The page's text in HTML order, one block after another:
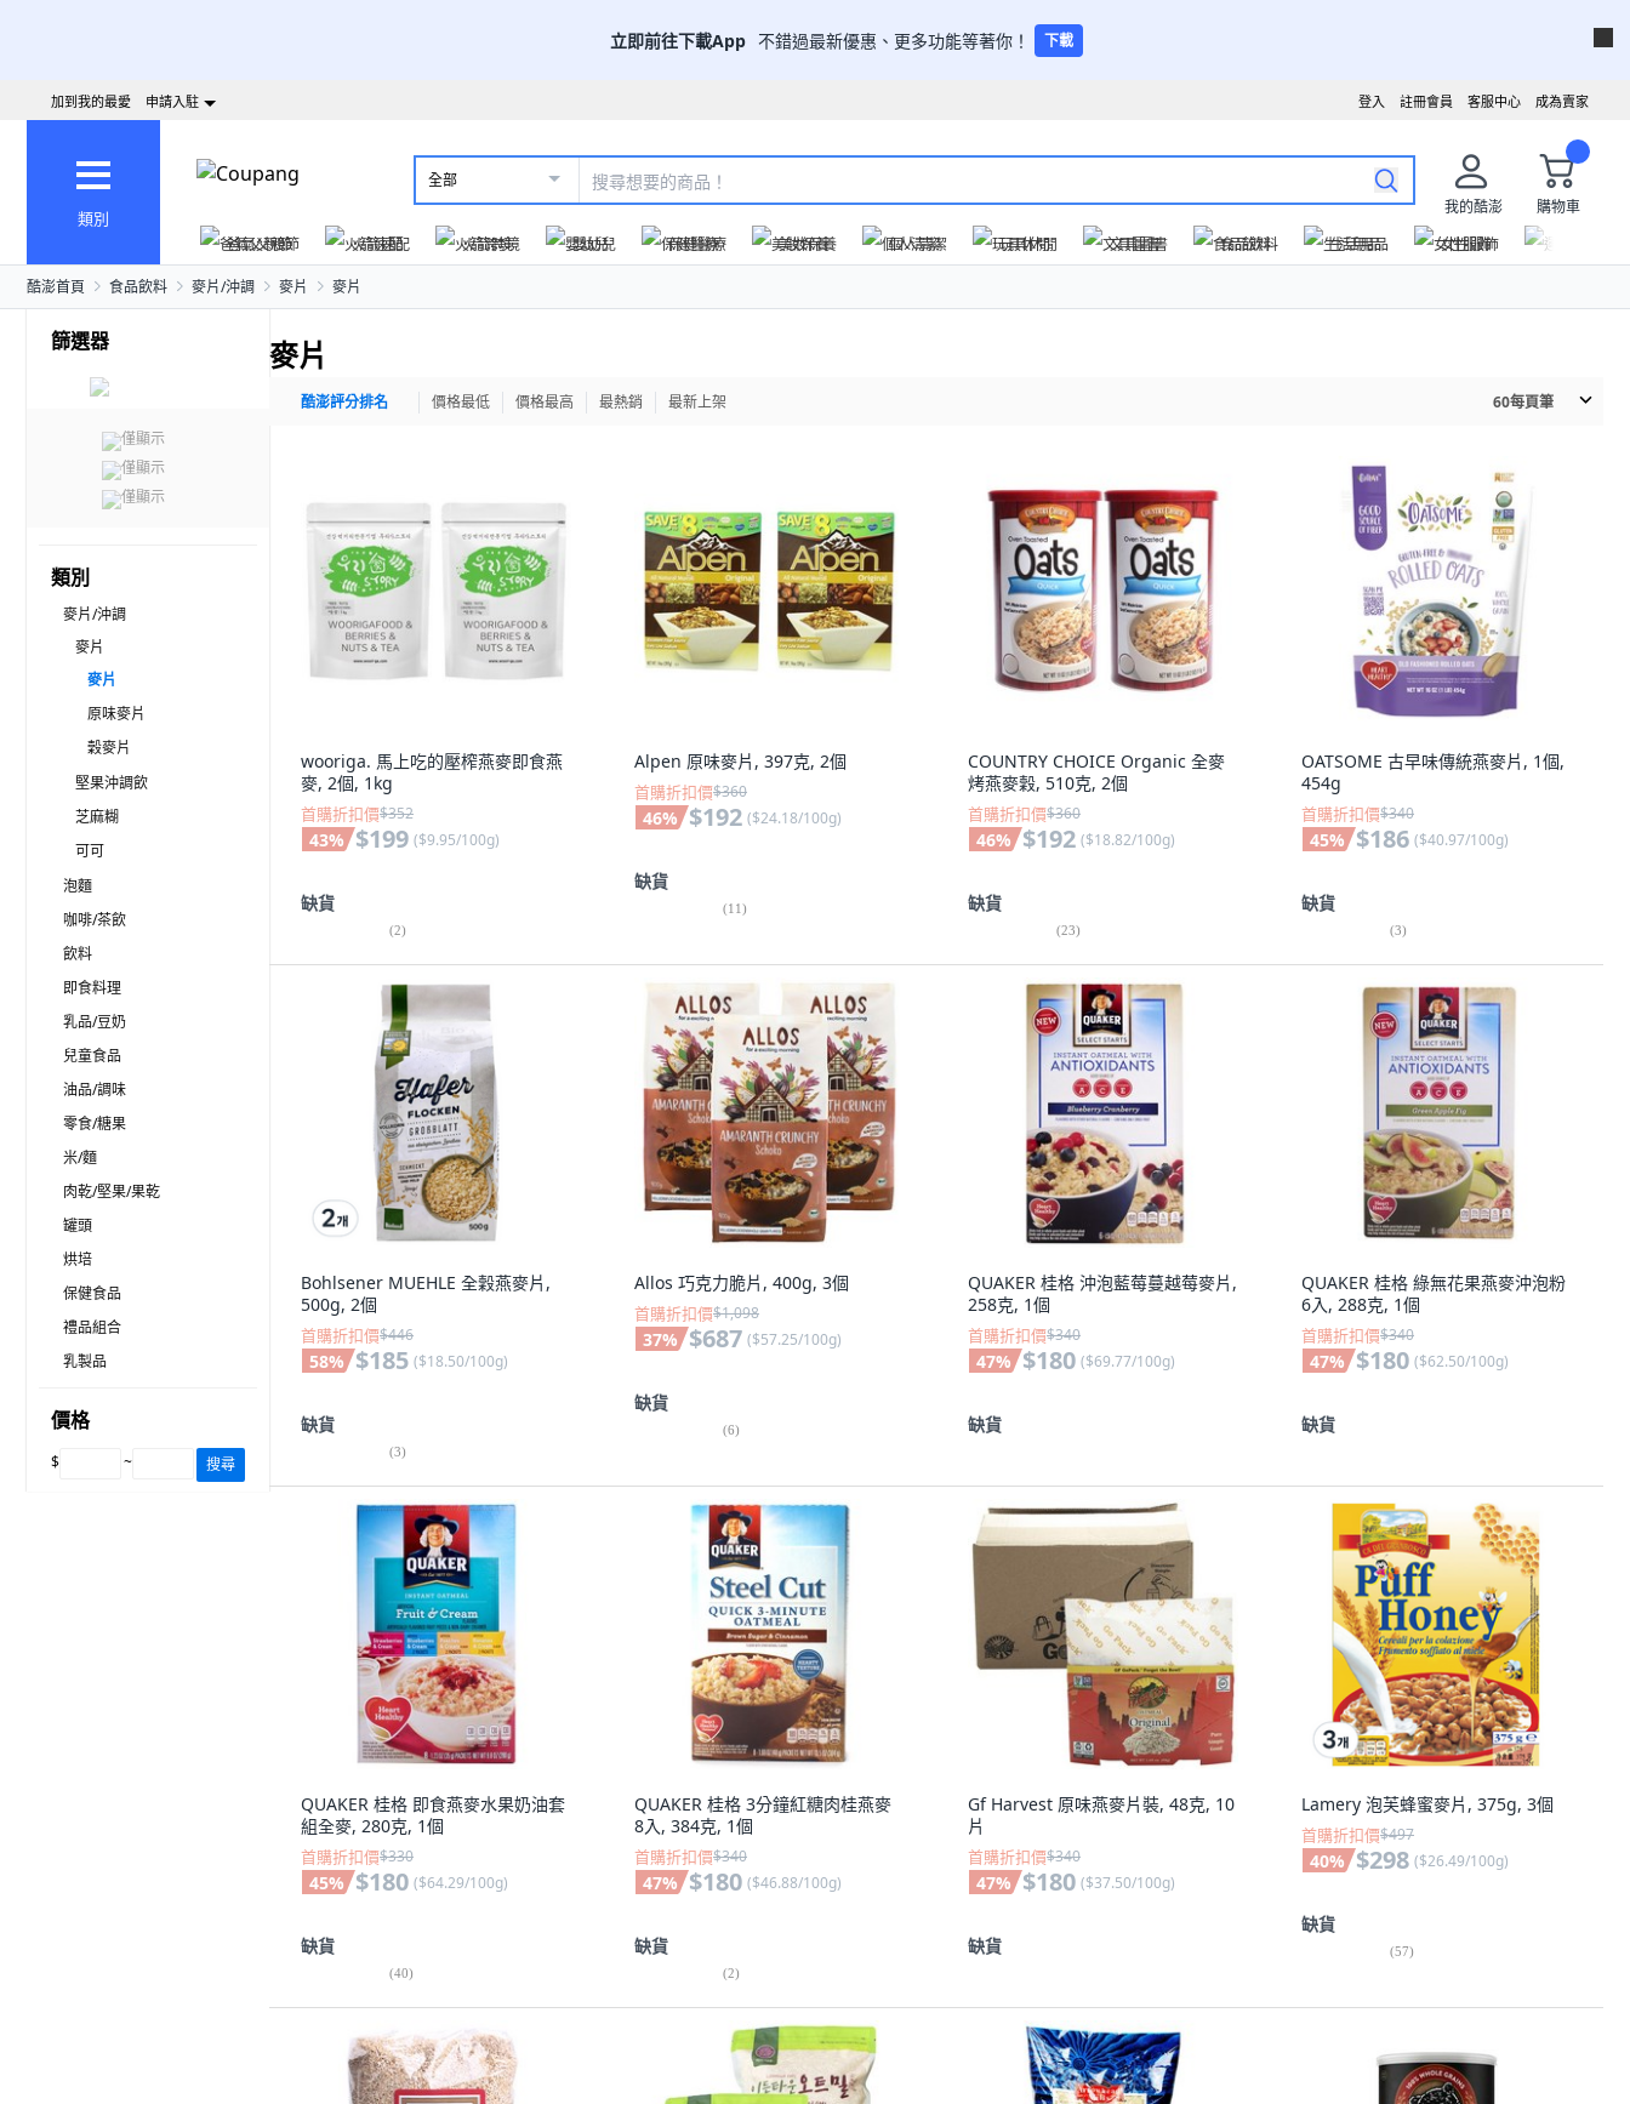
立即前往下載App 不錯過最新優惠、更多功能等著你！ 下載
成為賣家
客服中心
註冊會員
登入
加到我的最愛 申請入駐
類別
全部
我的酷澎
購物車
爸氣父親節
火箭速配 火箭跨境 嬰幼兒 保健醫療 美妝保養 個人清潔 玩具休閒 文具圖書 食品飲料 生活用品 女性服飾
酷澎首頁 食品飲料 麥片/沖調 麥片 麥片
篩選器
僅顯示
僅顯示
僅顯示
類別
麥片/沖調
麥片
麥片
原味麥片
穀麥片
堅果沖調飲
芝麻糊
可可
泡麵
咖啡/茶飲
飲料
即食料理
乳品/豆奶
兒童食品
油品/調味
零食/糖果
米/麵
肉乾/堅果/果乾
罐頭
烘培
保健食品
禮品組合
乳製品
價格
$ ~ 搜尋
麥片
酷澎評分排名 價格最低 價格最高 最熱銷 最新上架 60每頁筆
wooriga. 馬上吃的壓榨燕麥即食燕
麥, 2個, 1kg
首購折扣價$352
43% $199 ($9.95/100g)
缺貨
(2)
Alpen 原味麥片, 397克, 2個
首購折扣價$360
46% $192 ($24.18/100g)
缺貨
(11)
COUNTRY CHOICE Organic 全麥
烤燕麥穀, 510克, 2個
首購折扣價$360
46% $192 ($18.82/100g)
缺貨
(23)
OATSOME 古早味傳統燕麥片, 1個,
454g
首購折扣價$340
45% $186 ($40.97/100g)
缺貨
(3)
Bohlsener MUEHLE 全穀燕麥片,
500g, 2個
首購折扣價$446
58% $185 ($18.50/100g)
缺貨
(3)
Allos 巧克力脆片, 400g, 3個
首購折扣價$1,098
37% $687 ($57.25/100g)
缺貨
(6)
QUAKER 桂格 沖泡藍莓蔓越莓麥片,
258克, 1個
首購折扣價$340
47% $180 ($69.77/100g)
缺貨
QUAKER 桂格 綠無花果燕麥沖泡粉
6入, 288克, 1個
首購折扣價$340
47% $180 ($62.50/100g)
缺貨
QUAKER 桂格 即食燕麥水果奶油套
組全麥, 280克, 1個
首購折扣價$330
45% $180 ($64.29/100g)
缺貨
(40)
QUAKER 桂格 3分鐘紅糖肉桂燕麥
8入, 384克, 1個
首購折扣價$340
47% $180 ($46.88/100g)
缺貨
(2)
Gf Harvest 原味燕麥片裝, 48克, 10
片
首購折扣價$340
47% $180 ($37.50/100g)
缺貨
Lamery 泡芙蜂蜜麥片, 375g, 3個
首購折扣價$497
40% $298 ($26.49/100g)
缺貨
(57)